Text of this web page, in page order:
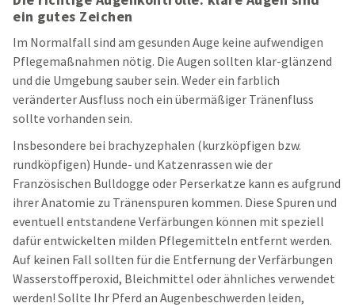
ein gutes Zeichen
Im Normalfall sind am gesunden Auge keine aufwendigen
Pflegemaßnahmen nötig. Die Augen sollten klar-glänzend
und die Umgebung sauber sein. Weder ein farblich
veränderter Ausfluss noch ein übermäßiger Tränenfluss
sollte vorhanden sein.
Insbesondere bei brachyzephalen (kurzköpfigen bzw.
rundköpfigen) Hunde- und Katzenrassen wie der
Französischen Bulldogge oder Perserkatze kann es aufgrund
ihrer Anatomie zu Tränenspuren kommen. Diese Spuren und
eventuell entstandene Verfärbungen können mit speziell
dafür entwickelten milden Pflegemitteln entfernt werden.
Auf keinen Fall sollten für die Entfernung der Verfärbungen
Wasserstoffperoxid, Bleichmittel oder ähnliches verwendet
werden! Sollte Ihr Pferd an Augenbeschwerden leiden,